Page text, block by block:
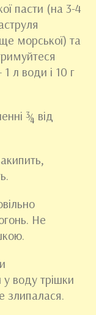
пасти (на 3-4
морської) та
л води і 10 г
¾ від
Не
воду трішки
злипалася.